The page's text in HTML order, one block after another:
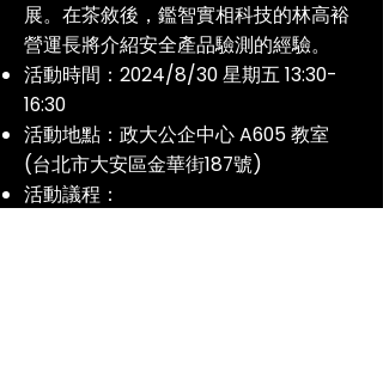
展。在茶敘後，鑑智實相科技的林高裕
營運長將介紹安全產品驗測的經驗。
活動時間：2024/8/30 星期五 13:30-
16:30
活動地點：政大公企中心 A605 教室
(台北市大安區金華街187號)
活動議程：